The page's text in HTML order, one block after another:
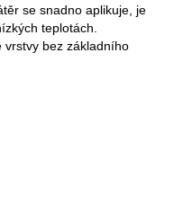
se snadno aplikuje, je
teplotách.
vrstvy bez základního